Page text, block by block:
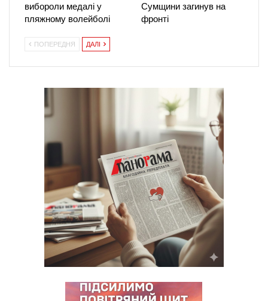
вибороли медалі у
пляжному волейболі
Сумщини загинув на
фронті
ПОПЕРЕДНЯ ДАЛІ